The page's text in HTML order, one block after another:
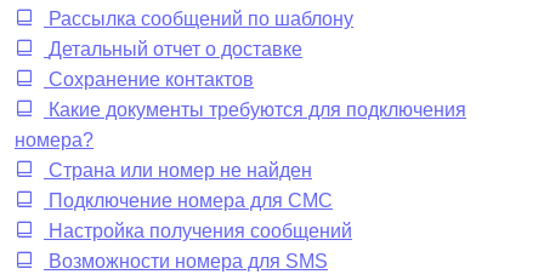
Рассылка сообщений по шаблону
Детальный отчет о доставке
Сохранение контактов
Какие документы требуются для подключения
номера?
Страна или номер не найден
Подключение номера для CMC
Настройка получения сообщений
Возможности номера для SMS